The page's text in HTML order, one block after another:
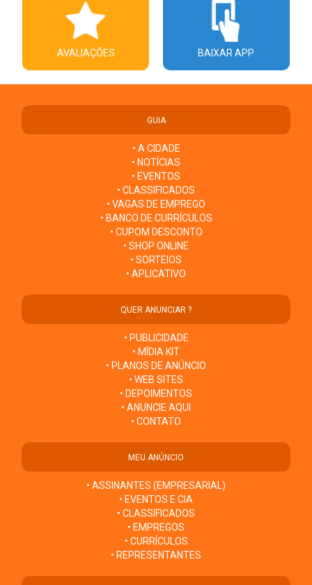
AVALIAÇÕES BAIXAR APP
GUIA
• A CIDADE
• NOTÍCIAS
• EVENTOS
• CLASSIFICADOS
• VAGAS DE EMPREGO
• BANCO DE CURRÍCULOS
• CUPOM DESCONTO
• SHOP ONLINE
• SORTEIOS
• APLICATIVO
QUER ANUNCIAR ?
• PUBLICIDADE
• MÍDIA KIT
• PLANOS DE ANÚNCIO
• WEB SITES
• DEPOIMENTOS
• ANUNCIE AQUI
• CONTATO
MEU ANÚNCIO
• ASSINANTES (EMPRESARIAL)
• EVENTOS E CIA
• CLASSIFICADOS
• EMPREGOS
• CURRÍCULOS
• REPRESENTANTES